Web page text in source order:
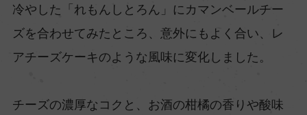
冷やした「れもんしとろん」にカマンベールチー
ズを合わせてみたところ、意外にもよく合い、レ
アチーズケーキのような風味に変化しました。
チーズの濃厚なコクと、お酒の柑橘の香りや酸味